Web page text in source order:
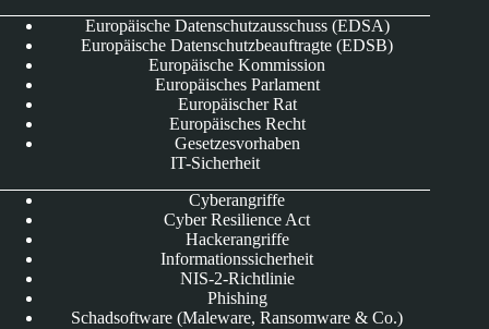
Europäische Datenschutzausschuss (EDSA)
Europäische Datenschutzbeauftragte (EDSB)
Europäische Kommission
Europäisches Parlament
Europäischer Rat
Europäisches Recht
Gesetzesvorhaben
IT-Sicherheit
Cyberangriffe
Cyber Resilience Act
Hackerangriffe
Informationssicherheit
NIS-2-Richtlinie
Phishing
Schadsoftware (Maleware, Ransomware & Co.)